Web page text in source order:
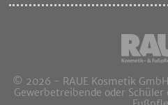
© 2026 - RAUE Kosmetik
Gewerbetreibende oder